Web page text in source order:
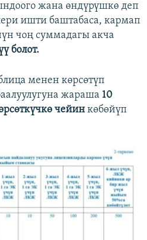
жана өндүрүшкө деп
ишти баштабаса, кармап
чоң суммадагы акча
болот.
менен көрсөтүп
жараша 10
чейин көбөйүп